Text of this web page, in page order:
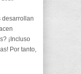
desarrollan
¡Incluso
Por tanto,